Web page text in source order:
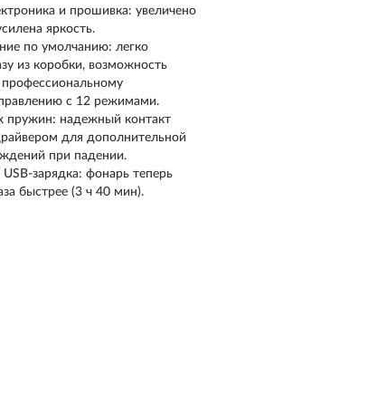
и прошивка: увеличено
яркость.
по умолчанию: легко
из коробки, возможность
профессиональному
с 12 режимами.
пружин: надежный контакт
для дополнительной
при падении.
зарядка: фонарь теперь
быстрее (3 ч 40 мин).